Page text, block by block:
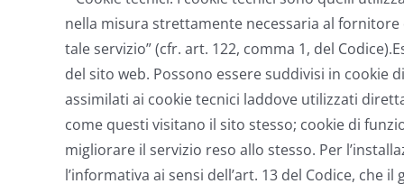
nella misura strettamente necessaria al fornitore
tale servizio” (cfr. art. 122, comma 1, del
del sito web. Possono essere suddivisi in cookie
assimilati ai cookie tecnici laddove utilizzati
come questi visitano il sito stesso; cookie di
migliorare il servizio reso allo stesso. Per
l’informativa ai sensi dell’art. 13 del Codice,